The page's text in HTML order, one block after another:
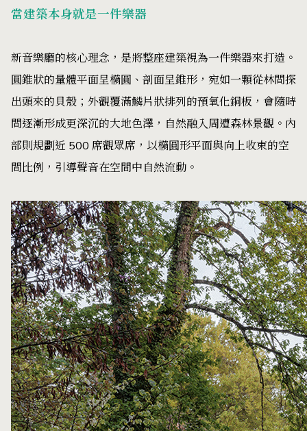
（Photo Credit：Salem Mostefaoui）